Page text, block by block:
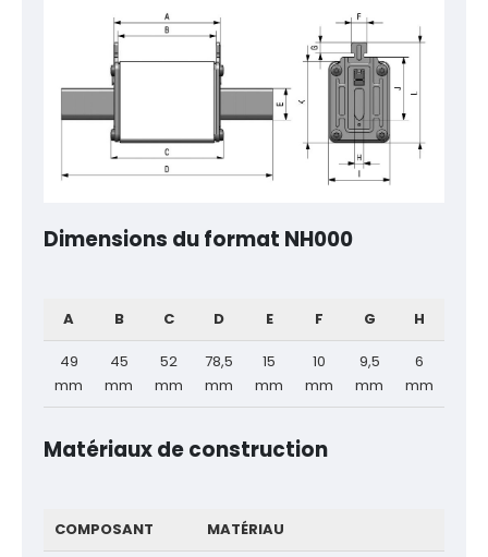
Dimensions du format NH000
A B C D E F G H
49
mm
45
mm
52
mm
78,5
mm
15
mm
10
mm
9,5
mm
6
mm
Matériaux de construction
COMPOSANT MATÉRIAU